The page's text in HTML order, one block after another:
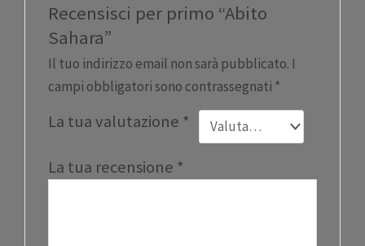
Recensisci per primo “Abito
Sahara”
Il tuo indirizzo email non sarà pubblicato. I
campi obbligatori sono contrassegnati *
La tua valutazione *
La tua recensione *